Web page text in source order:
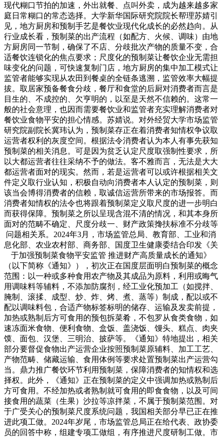
现代糊口节拍的加速，外出就餐、点叫外卖，成为越来越多家
庭日常糊口的常态选择。大学新华国际研究院院长帮理苏婧引
见，地方厨房和预制手艺是餐饮业现代化成长的必然趋向。从
行业成长看，预制菜的出产流程（如配方、火候、调味）由地
方厨房同一节制，确保了不店、分歧批次产物的质量不变，合
适餐饮连锁化的焦点要求；尺度化的预制菜让餐饮企业无需担
味变化的问题，可快速复制门店，地方厨房的集中加工模式让
监管者能够实现从农田到餐桌的全链条逃溯，监管效率大幅提
拔。取居家预备餐食分歧，餐厅和食堂的后厨对消费者而言是
目生的、不成控的、欠亨明的，以至是天然不信赖的。这常一
般的社会意理，也因而需要餐饮业和监管者充实理解消费者对
餐饮业食物平安的担心情感。苏婧说。对外经贸大学市场监管
研究院副院长冀玮认为，预制菜存正在着消费者知情权争议取
运营者权利的灰度空间。根据法令消费者认为本人有事先获知
预制菜的相关消息。可是因为贫乏认定尺度取强制性要求，所
以大都运营者往往采纳不予的做法。客不雅而言，无法是大大
都运营者面对的现实。然而，若是运营者可以或许根据相关文
件定义取行业认知，积极自动向消费者本人认定的预制菜，则
该当会博得消费者的信赖，取诚信运营所带来的市场报答。而
消费者知情权的法令也将跟着预制菜定义取尺度的进一步明白
而获得保障。预制菜之所以呈现含混不清的情况，和其本身所
面对的范畴不确定、尺度分歧一、财产政策搀扶标准不分歧等
问题相关系。2024年3月，市场监管总局、教育部、工业和消
息化部、农业农村部、商务部、国度卫生健康委结合印发《关
于加强预制菜食物平安监管 推进财产高质量成长的通知》
（以下简称《通知》），初次正在国度层面明白预制菜的概念
范围：以一种或多种食用农产物及其成品为原料，利用或晦气
用调味料等辅料，不添加防腐剂，经工业化预加工（如搅拌、
腌制、滚揉、成型、炒、炸、烤、煮、蒸等）制成，配以或不
配以调味料包，合适产物标签标明的储存、运输及发卖前提，
加热或熟制后方可食用的预包拆菜肴，不包罗从食类食物，如
速冻面米食物、便利食物、盒饭、盖浇饭、馒头、糕点、肉夹
馍、面包、汉堡、三明治、披萨等。《通知》特地提出，相关
部分要督促食物出产运营企业按照预制菜原辅料、加工工艺、
产物范畴、储藏运输、食用体例等要求处置预制菜出产运营勾
当。鼎力推广餐饮环节利用预制菜，保障消费者的知情权和选
择权。此外，《通知》正在预制菜的定义中强调加热或熟制后
方可食用。不经加热或者熟制就可食用的即食食物，以及可间
接食用的蔬菜（生果）沙拉等凉拌菜，不属于预制菜范围。对
于广受关心的预制菜尺度系统问题，我国相关部分早已正在推
进此项工做。2024年岁尾，市场监管总局正在给代表、政协委
员的回答中称，组建专项工做组，有序推进尺度研制工做。市